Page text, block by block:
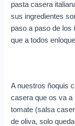
pasta casera
sus ingredientes
paso a paso de los
que a todos
A nuestros ñoquis
casera que os va a
tomate (salsa
de oliva, solo
r
e
e
c